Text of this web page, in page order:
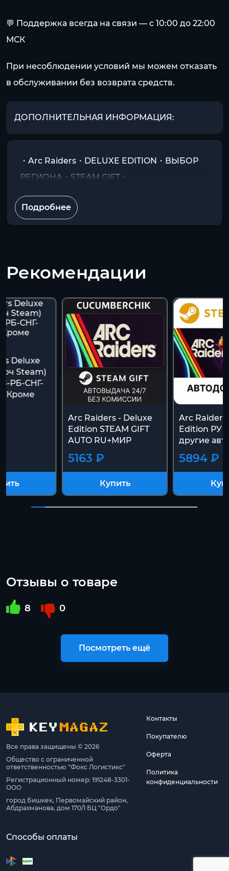
💬 Поддержка всегда на связи — с 10:00 до 22:00
МСК
При несоблюдении условий мы можем отказать
в обслуживании без возврата средств.
ДОПОЛНИТЕЛЬНАЯ ИНФОРМАЦИЯ:
・Arc Raiders・DELUXE EDITION・ВЫБОР
РЕГИОНА・STEAM GIFT・
Подробнее
Рекомендации
Deluxe
Steam)
РБ-СНГ-
(Кроме
Arc Raiders - Deluxe
Edition STEAM GIFT
AUTO RU+МИР
5163 ₽
Купить
Arc Raiders
Edition РУ
другие
5894 ₽
Отзывы о товаре
8 0
Посмотреть ещё
Все права защищены © 2026
Общество с ограниченной
ответственностью "Фокс Логистикс"
Регистрационный номер: 191248-3301-
ООО
город Бишкек, Первомайский район,
Абдрахманова, дом 170/1 БЦ "Ордо"
Контакты
Покупателю
Оферта
Политика
конфиденциальности
Способы оплаты